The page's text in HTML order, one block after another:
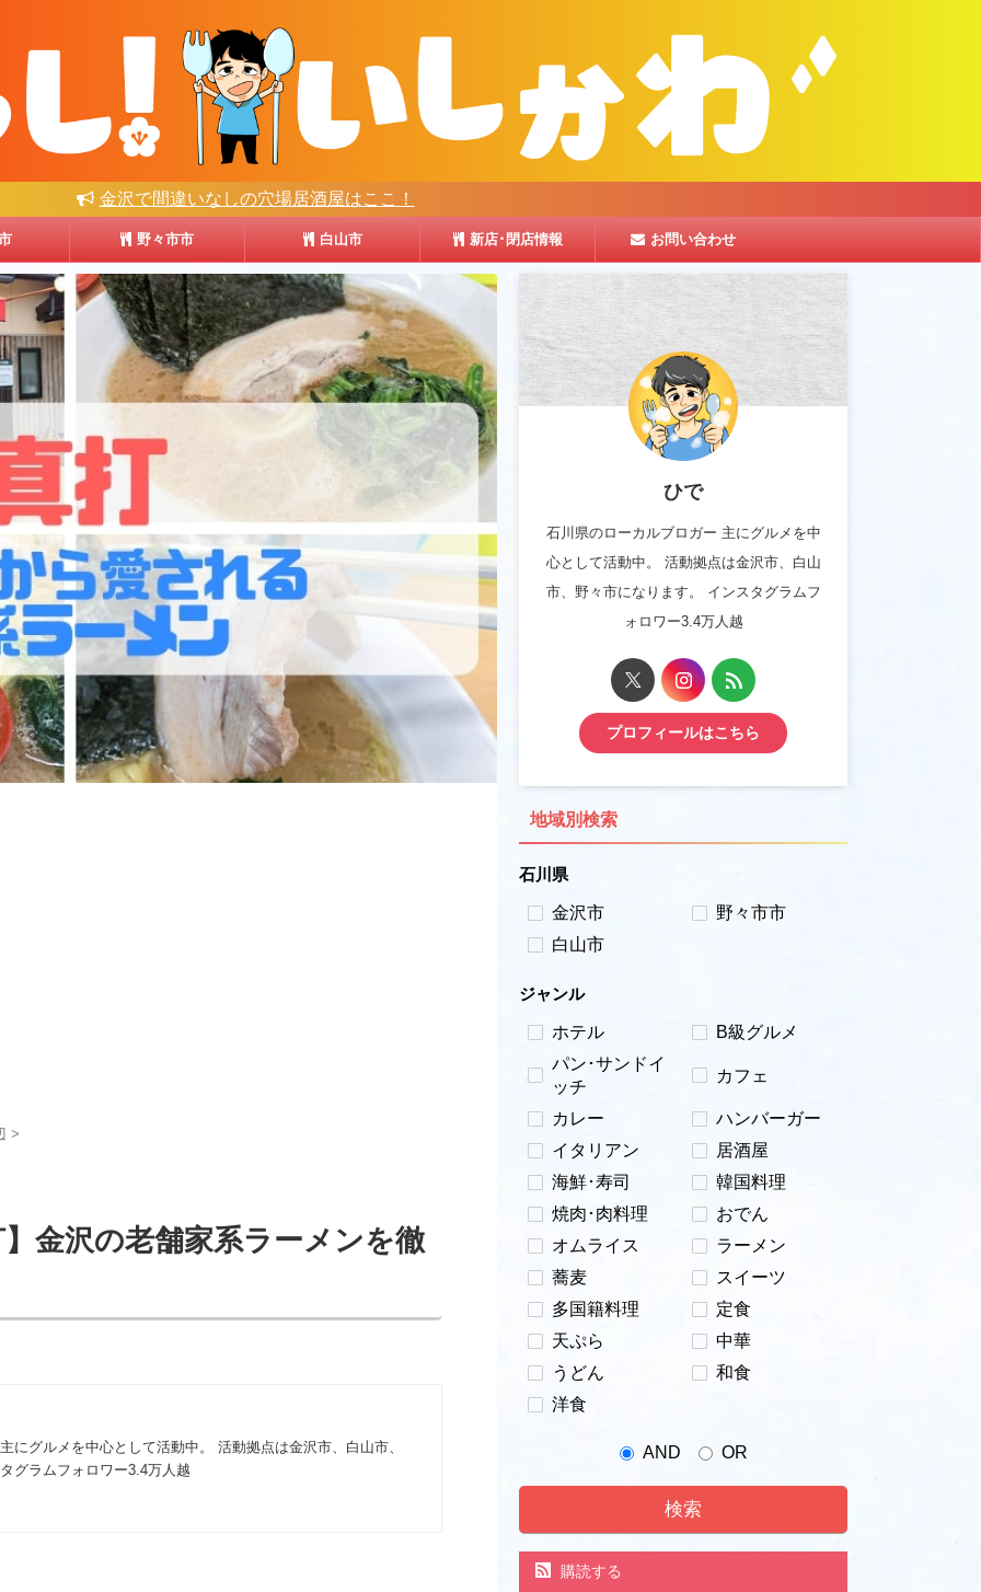
金沢で間違いなしの穴場居酒屋はここ！
野々市市 白山市 新店･閉店情報 お問い合わせ
>
金沢の老舗家系ラーメンを徹
にグルメを中心として活動中。 活動拠点は金沢市、白山市、
グラムフォロワー3.4万人越
ひで
石川県のローカルブロガー 主にグルメを中
心として活動中。 活動拠点は金沢市、白山
市、野々市になります。 インスタグラムフ
ォロワー3.4万人越
プロフィールはこちら
地域別検索
石川県
金沢市
野々市市
白山市
ジャンル
ホテル
B級グルメ
パン･サンドイ
ッチ
カフェ
カレー
ハンバーガー
イタリアン
居酒屋
海鮮･寿司
韓国料理
焼肉･肉料理
おでん
オムライス
ラーメン
蕎麦
スイーツ
多国籍料理
定食
天ぷら
中華
うどん
和食
洋食
AND OR
検索
購読する